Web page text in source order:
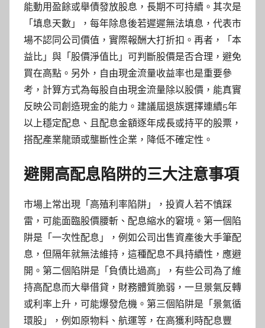
能動用盈餘或舉債發放股息，長期不可持續。其次是
「填息天數」，每年除息後若遲遲無法填息，代表市
場不認同公司價值，實際報酬大打折扣。再者，「本
益比」與「股價淨值比」可判斷股價是否合理，避免
買在高點。另外，自由現金流量收益率也是重要參
考，計算方式為每股自由現金流量除以股價，能真實
反映公司創造現金的能力。建議屆退族選擇連續5年
以上穩定配息、且配息金額逐年成長或持平的股票，
搭配產業龍頭或壟斷性企業，降低不確定性。
避開高配息陷阱的三大注意事項
市場上常出現「高殖利率陷阱」，投資人若不慎踩
雷，可能面臨股價腰斬、配息縮水的窘境。第一個陷
阱是「一次性配息」，例如公司出售資產後大手筆配
息，但隔年就無法維持，這種配息不具持續性，應避
開。第二個陷阱是「負債比過高」，有些公司為了維
持高配息而大舉借貸，財務體質脆弱，一旦景氣反轉
或利率上升，可能爆發危機。第三個陷阱是「景氣循
環股」，例如原物料、航運等，在高獲利時配息豐